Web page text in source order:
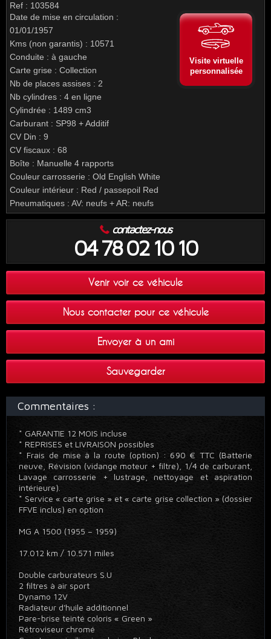
Ref : 103584
Date de mise en circulation :
01/01/1957
Kms (non garantis) : 10571
Conduite : à gauche
Carte grise : Collection
Nb de places assises : 2
Nb cylindres : 4 en ligne
Cylindrée : 1489 cm3
Carburant : SP98 + Additif
CV Din : 9
CV fiscaux : 68
Boîte : Manuelle 4 rapports
Couleur carrosserie : Old English White
Couleur intérieur : Red / passepoil Red
Pneumatiques : AV: neufs + AR: neufs
Visite virtuelle
personnalisée
Venir voir ce véhicule
Nous contacter pour ce véhicule
Envoyer à un ami
Sauvegarder
contactez-nous
04 78 02 10 10
Commentaires :
* GARANTIE 12 MOIS incluse
* REPRISES et LIVRAISON possibles
* Frais de mise à la route (option) : 690 € TTC (Batterie
neuve, Révision (vidange moteur + filtre), 1/4 de carburant,
Lavage carrosserie + lustrage, nettoyage et aspiration
intérieure).
* Service « carte grise » et « carte grise collection » (dossier
FFVE inclus) en option
MG A 1500 (1955 – 1959)
17.012 km / 10.571 miles
Double carburateurs S.U
2 filtres à air sport
Dynamo 12V
Radiateur d'huile additionnel
Pare-brise teinté coloris « Green »
Rétroviseur chromé